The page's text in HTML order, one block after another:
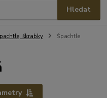
Hledat
škrabky
Špachtle